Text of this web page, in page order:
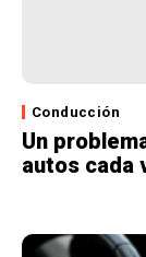
Conducción
Un
autos cada